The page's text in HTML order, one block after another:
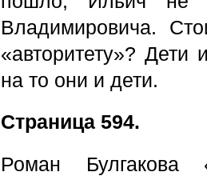
Владимировича.
«авторитету»? Дети
на то они и дети.
Страница 594.
Роман